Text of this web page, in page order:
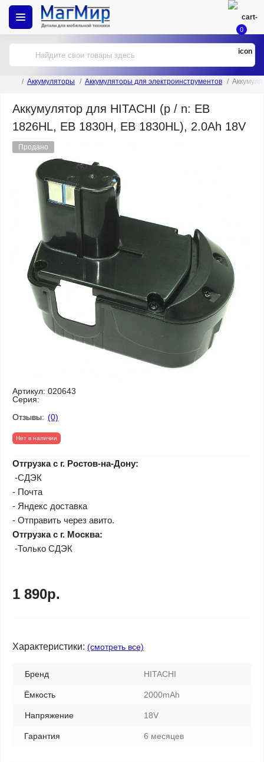
0
Аккумуляторы Аккумуляторы для электроинструментов
Аккумулятор для HITACHI (p / n: EB
1826HL, EB 1830H, EB 1830HL), 2.0Ah 18V
Продано
Артикул: 020643
Серия:
Отзывы: (0)
Нет в наличии
Отгрузка с г. Ростов-на-Дону:
-СДЭК
- Почта
- Яндекс доставка
- Отправить через авито.
Отгрузка с г. Москва:
-Только СДЭК
1 890р.
Характеристики: (смотреть все)
Бренд HITACHI
Ёмкость 2000mAh
Напряжение 18V
Гарантия 6 месяцев